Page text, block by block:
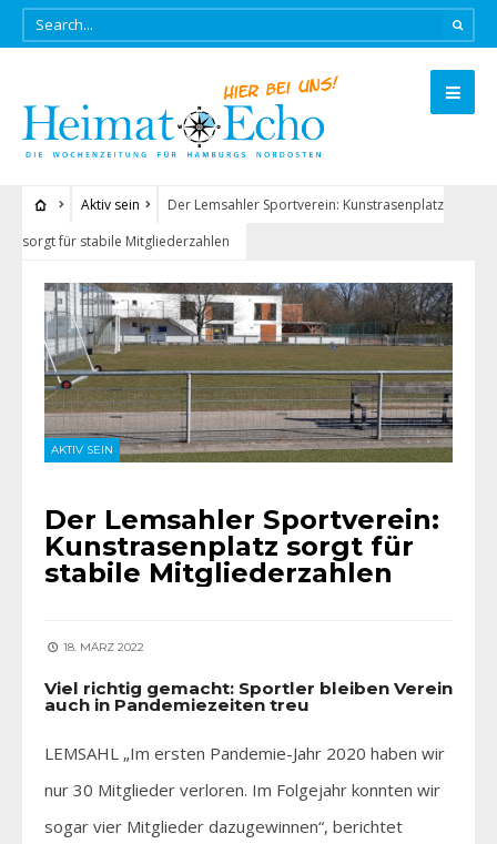
Aktiv sein
Der Lemsahler Sportverein: Kunstrasenplatz
sorgt für stabile Mitgliederzahlen
AKTIV SEIN
Der Lemsahler Sportverein:
Kunstrasenplatz sorgt für
stabile Mitgliederzahlen
18. MÄRZ 2022
Viel richtig gemacht: Sportler bleiben Verein
auch in Pandemiezeiten treu
LEMSAHL „Im ersten Pandemie-Jahr 2020 haben wir
nur 30 Mitglieder verloren. Im Folgejahr konnten wir
sogar vier Mitglieder dazugewinnen“, berichtet